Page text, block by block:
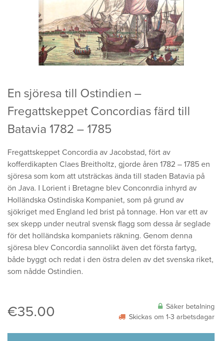
En sjöresa till Ostindien –
Fregattskeppet Concordias färd till
Batavia 1782 – 1785
Fregattskeppet Concordia av Jacobstad, fört av
kofferdikapten Claes Breitholtz, gjorde åren 1782 – 1785 en
sjöresa som kom att utsträckas ända till staden Batavia på
ön Java. I Lorient i Bretagne blev Conconrdia inhyrd av
Holländska Ostindiska Kompaniet, som på grund av
sjökriget med England led brist på tonnage. Hon var ett av
sex skepp under neutral svensk flagg som dessa år seglade
för det holländska kompaniets räkning. Genom denna
sjöresa blev Concordia sannolikt även det första fartyg,
både byggt och redat i den östra delen av det svenska riket,
som nådde Ostindien.
€35.00
Säker betalning
Skickas om 1-3 arbetsdagar